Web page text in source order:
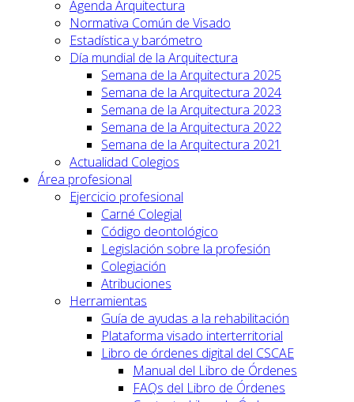
Agenda Arquitectura
Normativa Común de Visado
Estadística y barómetro
Día mundial de la Arquitectura
Semana de la Arquitectura 2025
Semana de la Arquitectura 2024
Semana de la Arquitectura 2023
Semana de la Arquitectura 2022
Semana de la Arquitectura 2021
Actualidad Colegios
Área profesional
Ejercicio profesional
Carné Colegial
Código deontológico
Legislación sobre la profesión
Colegiación
Atribuciones
Herramientas
Guía de ayudas a la rehabilitación
Plataforma visado interterritorial
Libro de órdenes digital del CSCAE
Manual del Libro de Órdenes
FAQs del Libro de Órdenes